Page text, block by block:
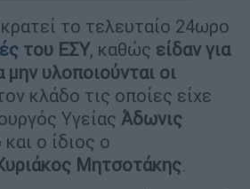
το τελευταίο 24ωρο
του ΕΣΥ, καθώς είδαν για
υλοποιούνται οι
κλάδο τις οποίες είχε
Υγείας Άδωνις
ο ίδιος ο
Μητσοτάκης.